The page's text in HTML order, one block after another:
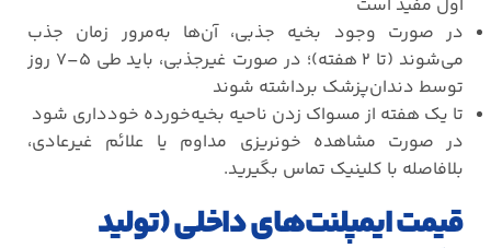
اول مفید است
در صورت وجود بخیه جذبی، آن‌ها به‌مرور زمان جذب
می‌شوند (تا ۲ هفته)؛ در صورت غیرجذبی، باید طی ۵–۷
روز
توسط دندان‌پزشک برداشته شوند
تا یک هفته از مسواک زدن ناحیه بخیه‌خورده خودداری شود
در صورت مشاهده خونریزی مداوم یا علائم غیرعادی،
بلافاصله با کلینیک تماس بگیرید.
قیمت ایمپلنت‌های داخلی (تولید